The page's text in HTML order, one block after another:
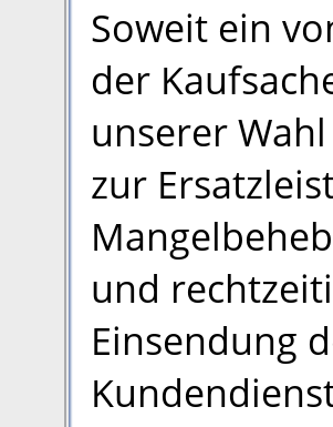
Soweit ein
der
unserer
zur
und
Einsendung